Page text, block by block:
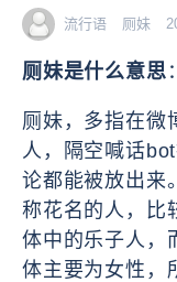
流行语 厕妹
厕妹是什么意思 ：
厕妹，多指在微
人，隔空喊话
论都能被放出来
称花名的人，比
体中的乐子人，
体主要为女性，